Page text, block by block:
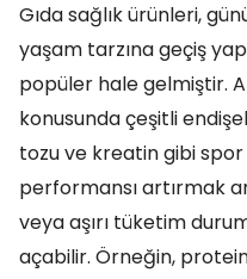
Gıda sağlık ürünleri,
yaşam tarzına geçiş
popüler hale gelmiştir.
konusunda çeşitli
tozu ve kreatin gibi
performansı artırmak
veya aşırı tüketim
açabilir. Örneğin, protein